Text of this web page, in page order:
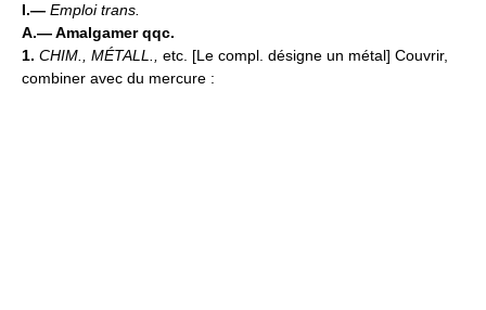
I.— Emploi trans.
A.—Amalgamer qqc.
1. CHIM., MÉTALL., etc. [Le compl. désigne un métal] Couvrir,
combiner avec du mercure :